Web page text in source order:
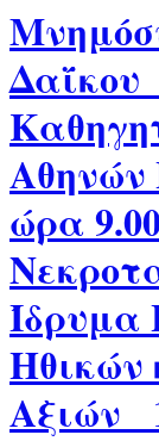
Δαΐκου
Αθηνών
ώρα
Ίδρυμα
Ηθικών
Αξιών